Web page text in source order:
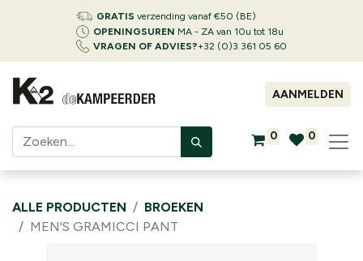
GRATIS verzending vanaf €50 (BE)
OPENINGSUREN MA - ZA van 10u tot 18u
VRAGEN OF ADVIES?+32 (0)3 361 05 60
AANMELDEN
0 0
ALLE PRODUCTEN
BROEKEN
MEN'S GRAMICCI PANT